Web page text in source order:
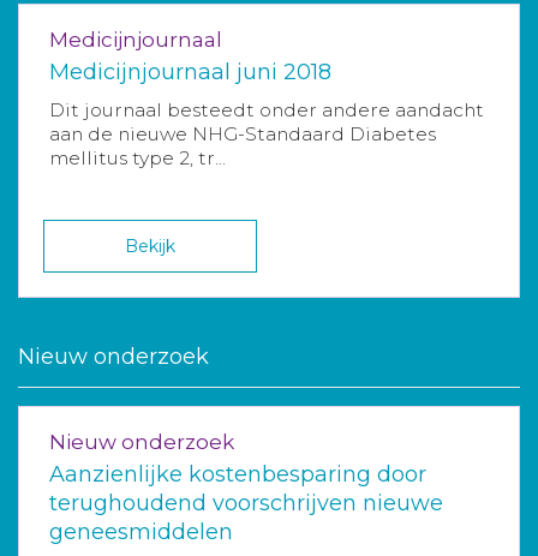
Medicijnjournaal
Medicijnjournaal juni 2018
Dit journaal besteedt onder andere aandacht
aan de nieuwe NHG-Standaard Diabetes
mellitus type 2, tr...
Bekijk
Nieuw onderzoek
Nieuw onderzoek
Aanzienlijke kostenbesparing door
terughoudend voorschrijven nieuwe
geneesmiddelen